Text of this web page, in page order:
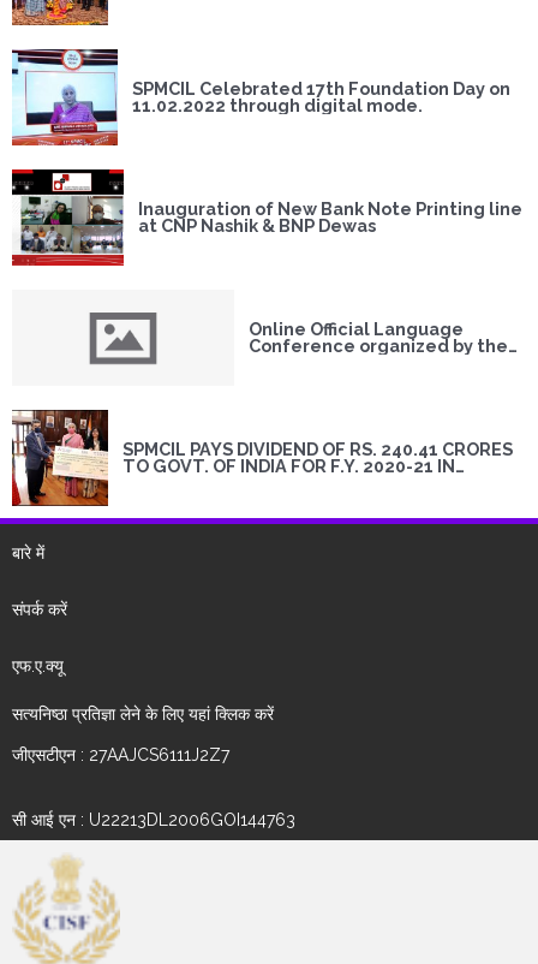
SPMCIL Celebrated 17th Foundation Day on
11.02.2022 through digital mode.
Inauguration of New Bank Note Printing line
at CNP Nashik & BNP Dewas
Online Official Language
Conference organized by the
SPMCIL PAYS DIVIDEND OF RS. 240.41 CRORES
TO GOVT. OF INDIA FOR F.Y. 2020-21 IN
बारे में
संपर्क करें
एफ.ए.क्यू
सत्यनिष्ठा प्रतिज्ञा लेने के लिए यहां क्लिक करें
जीएसटीएन : 27AAJCS6111J2Z7
सी आई एन : U22213DL2006GOI144763